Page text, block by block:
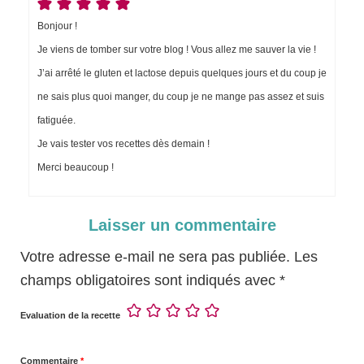
Bonjour !
Je viens de tomber sur votre blog ! Vous allez me sauver la vie !
J’ai arrêté le gluten et lactose depuis quelques jours et du coup je
ne sais plus quoi manger, du coup je ne mange pas assez et suis
fatiguée.
Je vais tester vos recettes dès demain !
Merci beaucoup !
Laisser un commentaire
Votre adresse e-mail ne sera pas publiée. Les
champs obligatoires sont indiqués avec *
Evaluation de la recette
Commentaire *